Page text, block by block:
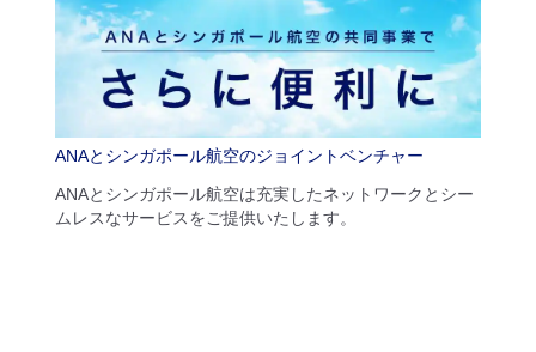
ANAとシンガポール航空のジョイントベンチャー
ANAとシンガポール航空は充実したネットワークとシー
ムレスなサービスをご提供いたします。